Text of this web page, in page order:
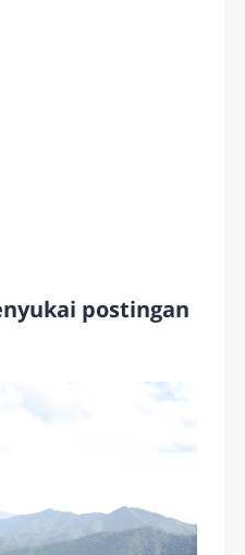
postingan